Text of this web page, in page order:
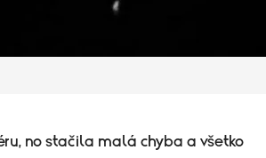
no stačila malá chyba a všetko